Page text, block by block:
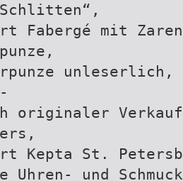
Schlitten“,
Fabergé mit
originaler
Kepta St.
Uhren- und